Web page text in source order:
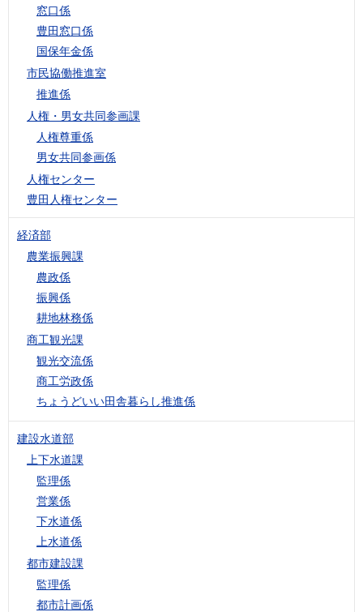
窓口係
豊田窓口係
国保年金係
市民協働推進室
推進係
人権・男女共同参画課
人権尊重係
男女共同参画係
人権センター
豊田人権センター
経済部
農業振興課
農政係
振興係
耕地林務係
商工観光課
観光交流係
商工労政係
ちょうどいい田舎暮らし推進係
建設水道部
上下水道課
監理係
営業係
下水道係
上水道係
都市建設課
監理係
都市計画係